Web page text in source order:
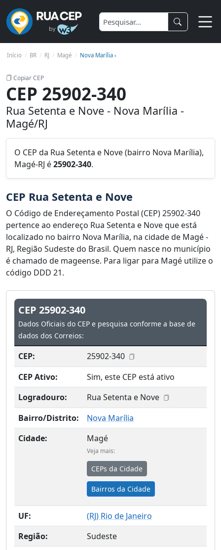
Início BR RJ Magé Nova Marília ›
Copiar CEP
CEP 25902-340
Rua Setenta e Nove - Nova Marília -
Magé/RJ
O CEP da Rua Setenta e Nove (bairro Nova Marília),
Magé-RJ é25902-340.
CEP Rua Setenta e Nove
O Código de Endereçamento Postal (CEP) 25902-340
pertence ao endereço Rua Setenta e Nove que está
localizado no bairro Nova Marília, na cidade de Magé -
RJ, Região Sudeste do Brasil. Quem nasce no município
é chamado de mageense. Para ligar para Magé utilize o
código DDD 21.
CEP 25902-340
Dados Oficiais do CEP e pesquisa conforme a base de
dados dos Correios:
CEP:
25902-340
CEP Ativo:
Sim, este CEP está ativo
Logradouro:
Rua Setenta e Nove
Bairro/Distrito:
Nova Marília
Cidade:
Magé
Veja mais:
CEPs da Cidade
Bairros da Cidade
UF: (RJ) Rio de Janeiro
Região:
Sudeste